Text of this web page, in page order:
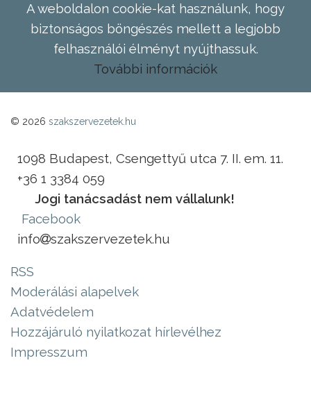
A weboldalon cookie-kat használunk, hogy
biztonságos böngészés mellett a legjobb
felhasználói élményt nyújthassuk.
További információk
© 2026 szakszervezetek.hu
1098 Budapest, Csengettyű utca 7. II. em. 11.
+36 1 3384 059
Jogi tanácsadást nem vállalunk!
Facebook
info
szakszervezetek.hu
RSS
Moderálási alapelvek
Adatvédelem
Hozzájáruló nyilatkozat hírlevélhez
Impresszum